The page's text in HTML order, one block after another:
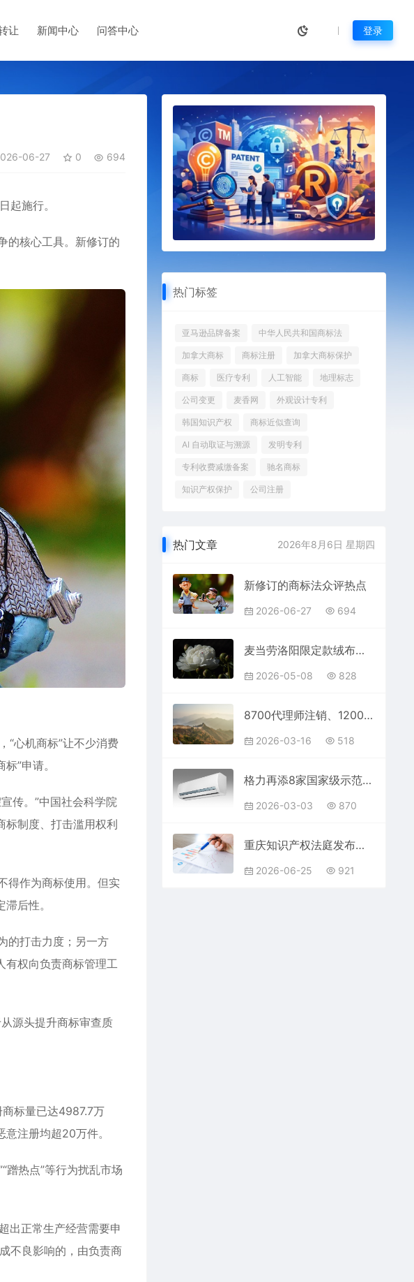
让 新闻中心 问答中心 登录
06-27 0 694
起施行。
的核心工具。新修订的
“心机商标”让不少消费
”申请。
传。”中国社会科学院
标制度、打击滥用权利
得作为商标使用。但实
后性。
的打击力度；另一方
有权向负责商标管理工
源头提升商标审查质
商标量已达4987.7万
注册均超20万件。
蹭热点”等行为扰乱市场
出正常生产经营需要申
不良影响的，由负责商
热门标签
亚马逊品牌备案 中华人民共和国商标法
加拿大商标 商标注册 加拿大商标保护
商标 医疗专利 人工智能 地理标志
公司变更 麦香网 外观设计专利
韩国知识产权 商标近似查询
AI 自动取证与溯源 发明专利
专利收费减缴备案 驰名商标
知识产权保护 公司注册
热门文章 2026年8月6日 星期四
新修订的商标法众评热点
2026-06-27 694
麦当劳洛阳限定款绒布包被指抄袭，文创设计如何把关？
2026-05-08 828
8700代理师注销、1200家代理机构注销，2026知识产权代理新机遇
2026-03-16 518
格力再添8家国家级示范企业，专利申请累计超13万件
2026-03-03 870
重庆知识产权法庭发布知产保护状况白皮书
2026-06-25 921